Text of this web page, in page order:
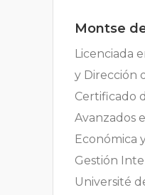
Montse
Licenciada
y Dirección
Certificado
Avanzados
Económica
Gestión
Université